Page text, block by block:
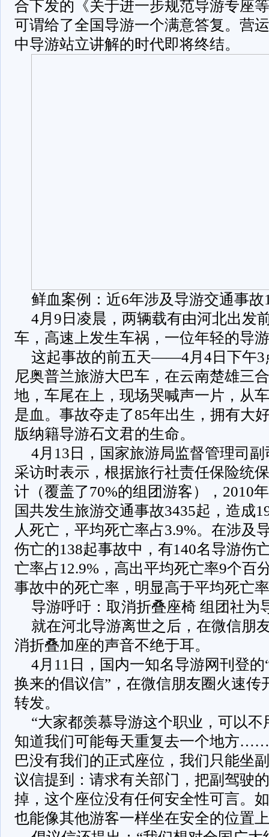
合下发的《关于进一步规范导游专座
可谓给了全国导游一个满意答复。营
中导游站立讲解的时代即将终结。
鲜血案例：近6年涉及导游交通事故
4月9日凌晨，两辆载有由河北出发
车，高速上发生车祸，一位年轻的导
这起事故的前五天——4月4日下午3
尼奥普兰旅游大巴车，在云南楚雄三
地，车尾在上，现场哭喊声一片，从
是血。事故夺走了85年出生，拥有大
版纳籍导游石文君的生命。
4月13日，国家旅游局监督管理司
采访时表示，根据旅行社责任保险统
计（覆盖了70%的组团游客），2010
国共发生旅游交通事故3435起，造成
人死亡，平均死亡率占3.9%。在涉及
伤亡的138起事故中，有140名导游伤
亡率占12.9%，高出平均死亡率9个百
事故中的死亡率，明显高于平均死亡
导游呼吁：取消折叠座椅 组团社为
就在河北导游离世之后，在微信朋
消折叠加座的声音不绝于耳。
4月11日，国内一知名导游网刊登
换来的倡议信”，在微信朋友圈火速传
转发。
“大家都羡慕导游这个职业，可以
知道我们可能每天重复去一个地方
巴没有我们的正式座位，我们只能坐
议信提到：请求有关部门，把副驾驶
掉，这个座位没有任何安全性可言。
也能像其他游客一样坐在安全的位置